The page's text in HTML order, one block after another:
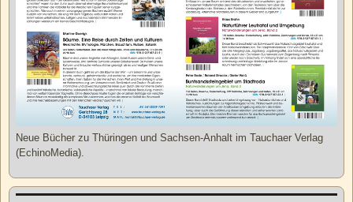
Neue Bücher zu Thüringen und Sachsen-Anhalt im Tauchaer Verlag
(EchinoMedia).